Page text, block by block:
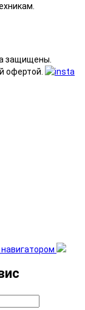
защищены.
офертой.
навигатором